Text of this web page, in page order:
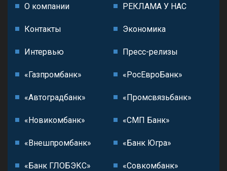
О компании РЕКЛАМА У НАС
Контакты Экономика
Интервью Пресс-релизы
«Газпромбанк» «РосЕвроБанк»
«Автоградбанк» «Промсвязьбанк»
«Новикомбанк» «СМП Банк»
«Внешпромбанк» «Банк Югра»
«Банк ГЛОБЭКС» «Совкомбанк»